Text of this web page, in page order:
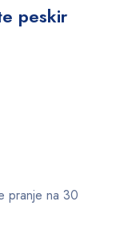
peskir
pranje na 30